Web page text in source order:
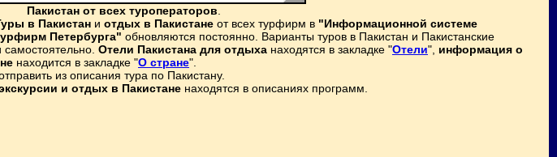
Пакистан от всех туроператоров
в Пакистан и отдых в Пакистане от всех турфирм в "Информационной системе
Петербурга" обновляются постоянно. Варианты туров в Пакистан и Пакистанские
Отели Пакистана для отдыха находятся в закладке "Отели", информация о
находится в закладке "О стране".
из описания тура по Пакистану.
и отдых в Пакистане находятся в описаниях программ.